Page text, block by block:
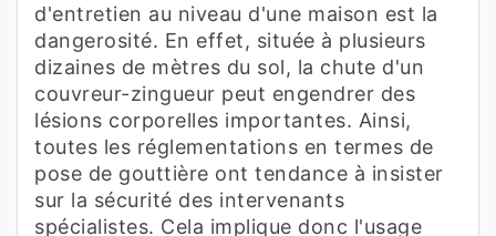
d'entretien au niveau d'une maison est la
dangerosité. En effet, située à plusieurs
dizaines de mètres du sol, la chute d'un
couvreur-zingueur peut engendrer des
lésions corporelles importantes. Ainsi,
toutes les réglementations en termes de
pose de gouttière ont tendance à insister
sur la sécurité des intervenants
spécialistes. Cela implique donc l'usage